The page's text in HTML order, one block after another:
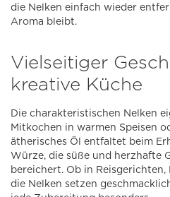
die Nelken einfach wieder
Aroma bleibt.
Vielseitiger
kreative Küche
Die charakteristischen Nelken
Mitkochen in warmen Speisen
ätherisches Öl entfaltet beim
Würze, die süße und herzhafte
bereichert. Ob in
die Nelken setzen